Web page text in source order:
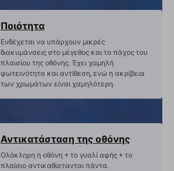
Ποιότητα
Ενδέχεται να υπάρχουν μικρές
διακυμάνσεις στο μέγεθος και το πάχος του
πλαισίου της οθόνης. Έχει χαμηλή
φωτεινότητα και αντίθεση, ενώ η ακρίβεια
των χρωμάτων είναι χαμηλότερη.
Αντικατάσταση της οθόνης
Ολόκληρη η οθόνη + το γυαλί αφής + το
πλαίσιο αντικαθίστανται πάντα.